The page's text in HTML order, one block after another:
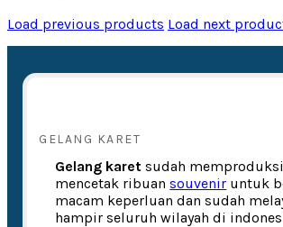
Load previous products Load next
GELANG KARET
Gelang karet sudah
mencetak ribuansouvenir untuk
macam keperluan dan sudah
hampir seluruh wilayah di